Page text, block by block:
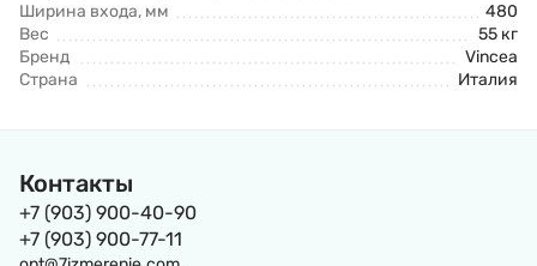
Ширина входа, мм
480
Вес
55 кг
Бренд
Vincea
Страна
Италия
Контакты
+7 (903) 900-40-90
+7 (903) 900-77-11